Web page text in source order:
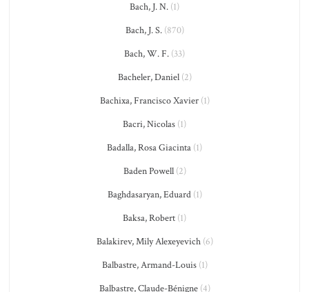
Bach, J. N. (1)
Bach, J. S.(870)
Bach, W. F. (33)
Bacheler, Daniel(2)
Bachixa, Francisco Xavier(1)
Bacri, Nicolas (1)
Badalla, Rosa Giacinta (1)
Baden Powell(2)
Baghdasaryan, Eduard(1)
Baksa, Robert (1)
Balakirev, Mily Alexeyevich(6)
Balbastre, Armand-Louis(1)
Balbastre, Claude-Bénigne(4)